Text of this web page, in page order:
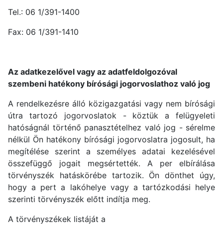
Tel.: 06 1/391-1400
Fax: 06 1/391-1410
Az adatkezelővel vagy az adatfeldolgozóval
szembeni hatékony bírósági jogorvoslathoz való jog
A rendelkezésre álló közigazgatási vagy nem bírósági
útra tartozó jogorvoslatok - köztük a felügyeleti
hatóságnál történő panasztételhez való jog - sérelme
nélkül Ön hatékony bírósági jogorvoslatra jogosult, ha
megítélése szerint a személyes adatai kezelésével
összefüggő jogait megsértették. A per elbírálása
törvényszék hatáskörébe tartozik. Ön dönthet úgy,
hogy a pert a lakóhelye vagy a tartózkodási helye
szerinti törvényszék előtt indítja meg.
A törvényszékek listáját a